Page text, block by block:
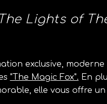
Lights of
exclusive,
"The Magic Fox". En
elle vous offre